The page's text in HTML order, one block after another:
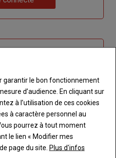
COMPTE
et créez votre
à tout Terre de
compte
garantir le bon fonctionnement
d’audience. En cliquant sur
à l’utilisation de ces cookies
à caractère personnel au
pourrez à tout moment
le lien « Modifier mes
page du site. Plus d'infos